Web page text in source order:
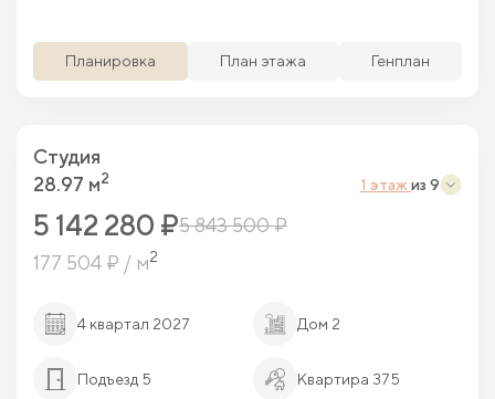
Планировка План этажа Генплан
Студия
28.97 м2 1 этаж из 9
5 142 280 ₽5 843 500 ₽
177 504 ₽ / м2
4 квартал 2027 Дом 2
Подъезд 5 Квартира 375